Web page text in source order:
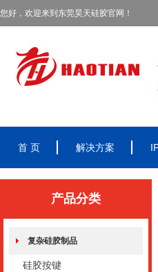
您好，欢迎来到东莞昊天硅胶官网！
首 页 解决方案
产品分类
复杂硅胶制品
硅胶按键